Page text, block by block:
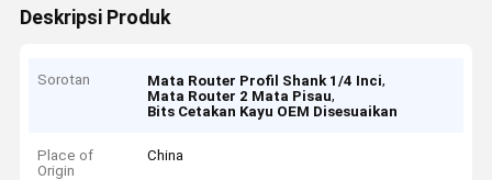
Deskripsi Produk
Sorotan Mata Router Profil Shank 1/4 Inci,
Mata Router 2 Mata Pisau,
Bits Cetakan Kayu OEM Disesuaikan
Place of
Origin
China